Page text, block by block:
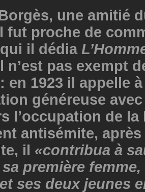
une amitié
fut proche de
il dédia
n’est pas exempt
en 1923 il appelle
généreuse
l’occupation de la
antisémite,
il «contribua à
première
ses deux jeunes